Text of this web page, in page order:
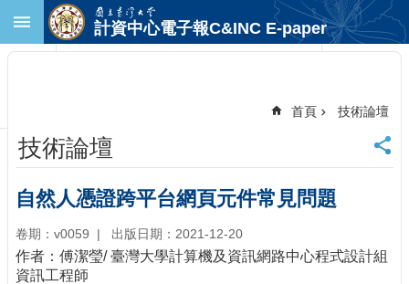
跳到主要內容區塊
首
頁
臺
大
首
頁
計
計資中心電子報C&INC E-paper
首頁 技術論壇
技術論壇
自然人憑證跨平台網頁元件常見問題
卷期：v0059 出版日期：2021-12-20
作者：傅潔瑩/ 臺灣大學計算機及資訊網路中心程式設計組
資訊工程師